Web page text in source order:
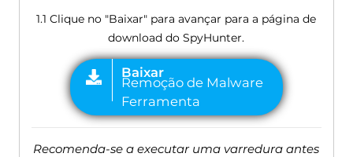
1.1 Clique no "Baixar" para avançar para a página de
download do SpyHunter.
Recomenda-se a executar uma varredura antes